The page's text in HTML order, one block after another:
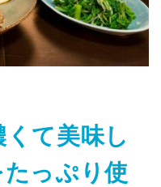
て美味し
っぷり使